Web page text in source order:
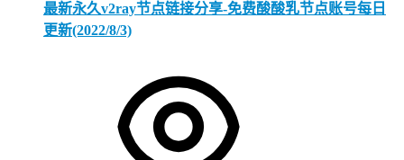
最新永久v2ray节点链接分享-免费酸酸乳节点账号每日
更新(2022/8/3)